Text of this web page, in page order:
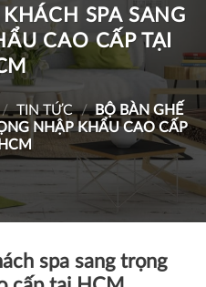
SPA SANG
CAO CẤP TẠI
/ TIN TỨC / BỘ BÀN GHẾ
NHẬP KHẨU CAO CẤP
spa sang trọng